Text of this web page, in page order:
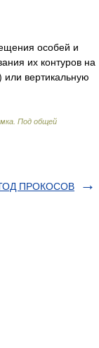
особей и
их контуров на
или вертикальную
Под общей
ПРОКОСОВ